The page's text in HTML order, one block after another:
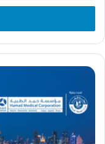
الإلكتروني
مؤتمر
قطر
2021